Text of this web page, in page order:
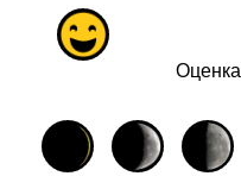
Оценка